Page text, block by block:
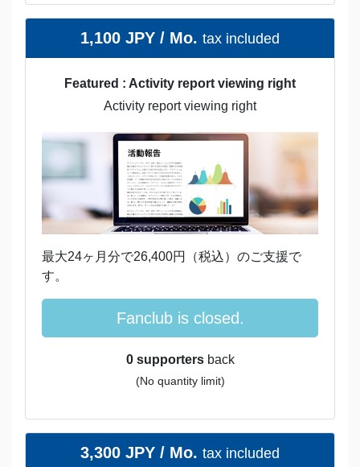
1,100 JPY / Mo. tax included
Featured : Activity report viewing right
Activity report viewing right
最大24ヶ月分で26,400円（税込）のご支援で
す。
Fanclub is closed.
0 supportersback
(No quantity limit)
3,300 JPY / Mo. tax included